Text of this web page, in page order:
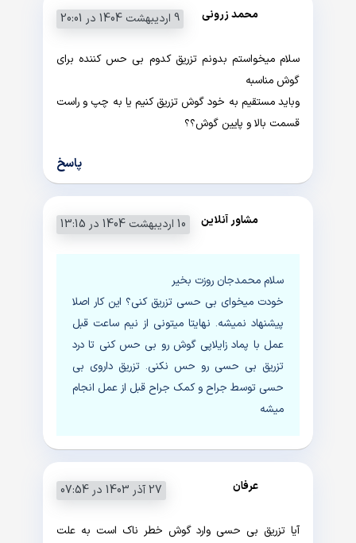
محمد زرونی 9 اردیبهشت 1404 در 20:01
سلام میخواستم بدونم تزریق کدوم بی حس کننده برای
گوش مناسبه
وباید مستقیم به خود گوش تزریق کنیم یا به چپ و راست
قسمت بالا و پایین گوش؟؟
پاسخ
مشاور آنلاین 10 اردیبهشت 1404 در 13:15
سلام محمدجان روزت بخیر
خودت میخوای بی حسی تزریق کنی؟ این کار اصلا
پیشنهاد نمیشه. نهایتا میتونی از نیم ساعت قبل
عمل با پماد زایلاپی گوش رو بی حس کنی تا درد
تزریق بی حسی رو حس نکنی. تزریق داروی بی
حسی توسط جراح و کمک جراح قبل از عمل انجام
میشه
عرفان 27 آذر 1403 در 07:54
آیا تزریق بی حسی وارد گوش خطر ناک است به علت